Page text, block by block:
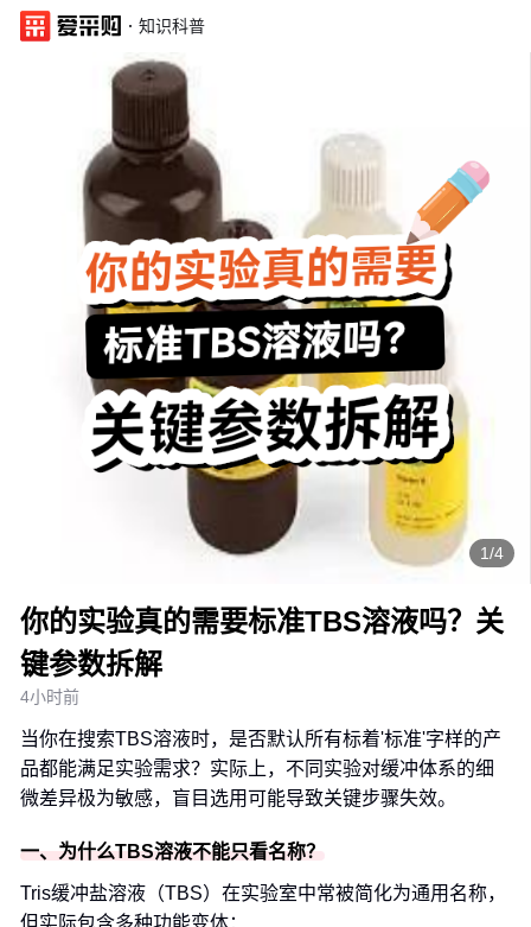
· 知识科普
1/4
你的实验真的需要标准TBS溶液吗？关
键参数拆解
4小时前
当你在搜索TBS溶液时，是否默认所有标着'标准'字样的产
品都能满足实验需求？实际上，不同实验对缓冲体系的细
微差异极为敏感，盲目选用可能导致关键步骤失效。
一、为什么TBS溶液不能只看名称？
Tris缓冲盐溶液（TBS）在实验室中常被简化为通用名称，
但实际包含多种功能变体：